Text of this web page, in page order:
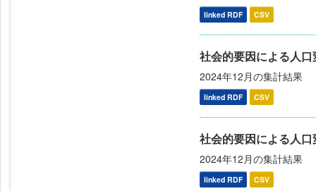
linked RDF CSV
社会的要因による人
2024年12月の集計結果
linked RDF CSV
社会的要因による人
2024年12月の集計結果
linked RDF CSV